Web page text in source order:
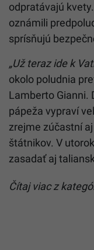
odpratávajú
oznámili
sprísňujú
„Už teraz ide k
okolo poludnia
Lamberto Gianni.
pápeža vypraví
zrejme zúčastní
štátnikov. V
zasadať aj
Čítaj viac z